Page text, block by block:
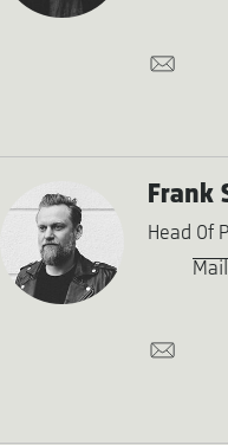
Frank
Head Of